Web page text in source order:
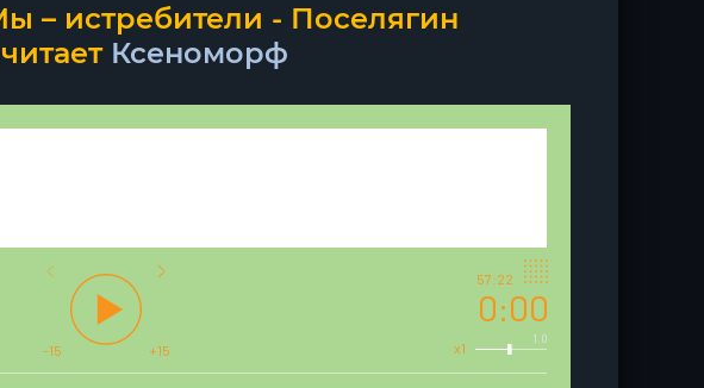
– истребители - Поселягин
Ксеноморф
0:00
57:22
1.0
x1
-15 +15